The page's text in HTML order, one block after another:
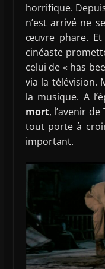
horrifique.
n’est arrivé ne
œuvre phare.
cinéaste
celui de « has
via la télévision.
la musique. A
mort, l’avenir
tout porte à
important.